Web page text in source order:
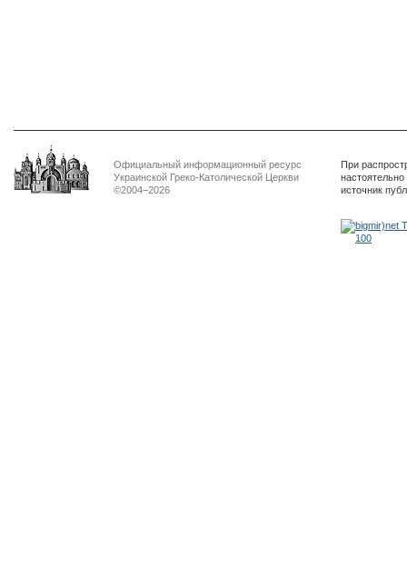
Официальный информационный ресурс
Украинской Греко-Католической Церкви
©2004–2026
При
источник